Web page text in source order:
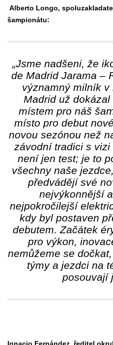
Alberto Longo,
šampionátu:
„Jsme nadšeni, že
de Madrid Jarama –
významný milník v
Madrid už
místem pro náš
místo pro debut
novou sezónou než
závodní tradici s vizi
není jen test; je to
všechny naše
předvádějí své
nejvýkonnější
nejpokročilejší
kdy byl postaven
debutem. Začátek
pro výkon,
nemůžeme se
týmy a jezdci na
posouvají